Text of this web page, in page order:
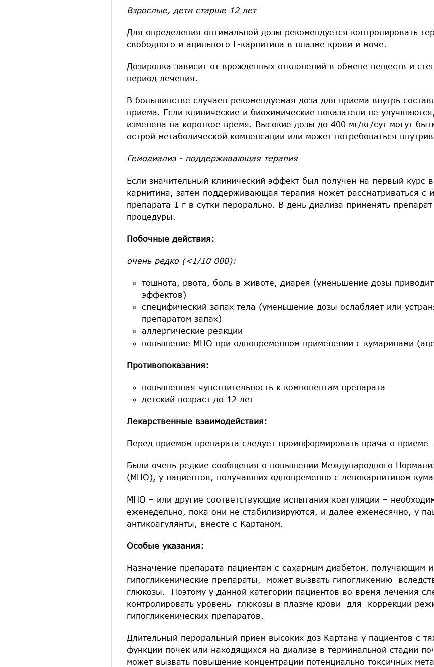
Взрослые, дети старше 12 лет
Для определения оптимальной дозы рекомендуется контролировать
свободного и ацильного L-карнитина в плазме крови и моче.
Дозировка зависит от врожденных отклонений в обмене веществ и
период лечения.
В большинстве случаев рекомендуемая доза для приема внутрь
приема. Если клинические и биохимические показатели не
изменена на короткое время. Высокие дозы до 400 мг/кг/сут могут
острой метаболической компенсации или может потребоваться
Гемодиализ - поддерживающая терапия
Если значительный клинический эффект был получен на первый курс
карнитина, затем поддерживающая терапия может рассматриваться с
препарата 1 г в сутки перорально. В день диализа применять
процедуры.
Побочные действия:
очень редко (<1/10 000):
тошнота, рвота, боль в животе, диарея (уменьшение дозы
эффектов)
специфический запах тела (уменьшение дозы ослабляет или
препаратом запах)
аллергические реакции
повышение МНО при одновременном применении с кумаринами
Противопоказания:
повышенная чувствительность к компонентам препарата
детский возраст до 12 лет
Лекарственные взаимодействия:
Перед приемом препарата следует проинформировать врача о приеме
Были очень редкие сообщения о повышении Международного
(МНО), у пациентов, получавших одновременно с левокарнитином
МНО – или другие соответствующие испытания коагуляции –
еженедельно, пока они не стабилизируются, и далее ежемесячно, у
антикоагулянты, вместе с Картаном.
Особые указания:
Назначение препарата пациентам с сахарным диабетом, получающим
гипогликемические препараты, может вызвать гипогликемию
глюкозы. Поэтому у данной категории пациентов во время лечения
контролировать уровень глюкозы в плазме крови для коррекции
гипогликемических препаратов.
Длительный пероральный прием высоких доз Картана у пациентов с
функции почек или находящихся на диализе в терминальной стадии
может вызвать повышение концентрации потенциально токсичных